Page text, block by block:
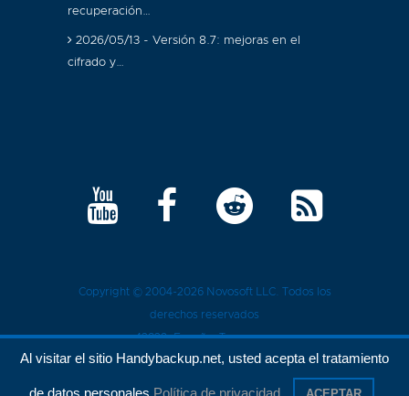
recuperación…
2026/05/13 - Versión 8.7: mejoras en el
cifrado y…
Copyright © 2004-2026 Novosoft LLC. Todos los
derechos reservados
43839, España,Tarragona
Política de privacidad
Al visitar el sitio Handybackup.net, usted acepta el tratamiento
de datos personales Política de privacidad